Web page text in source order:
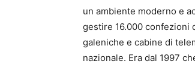
un ambiente moderno e
gestire 16.000 confezioni
galeniche e cabine di
nazionale. Era dal 1997